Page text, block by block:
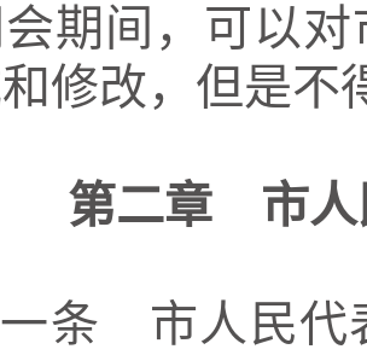
期间，可以
修改，但是不
第二章 市人
条 市人民代